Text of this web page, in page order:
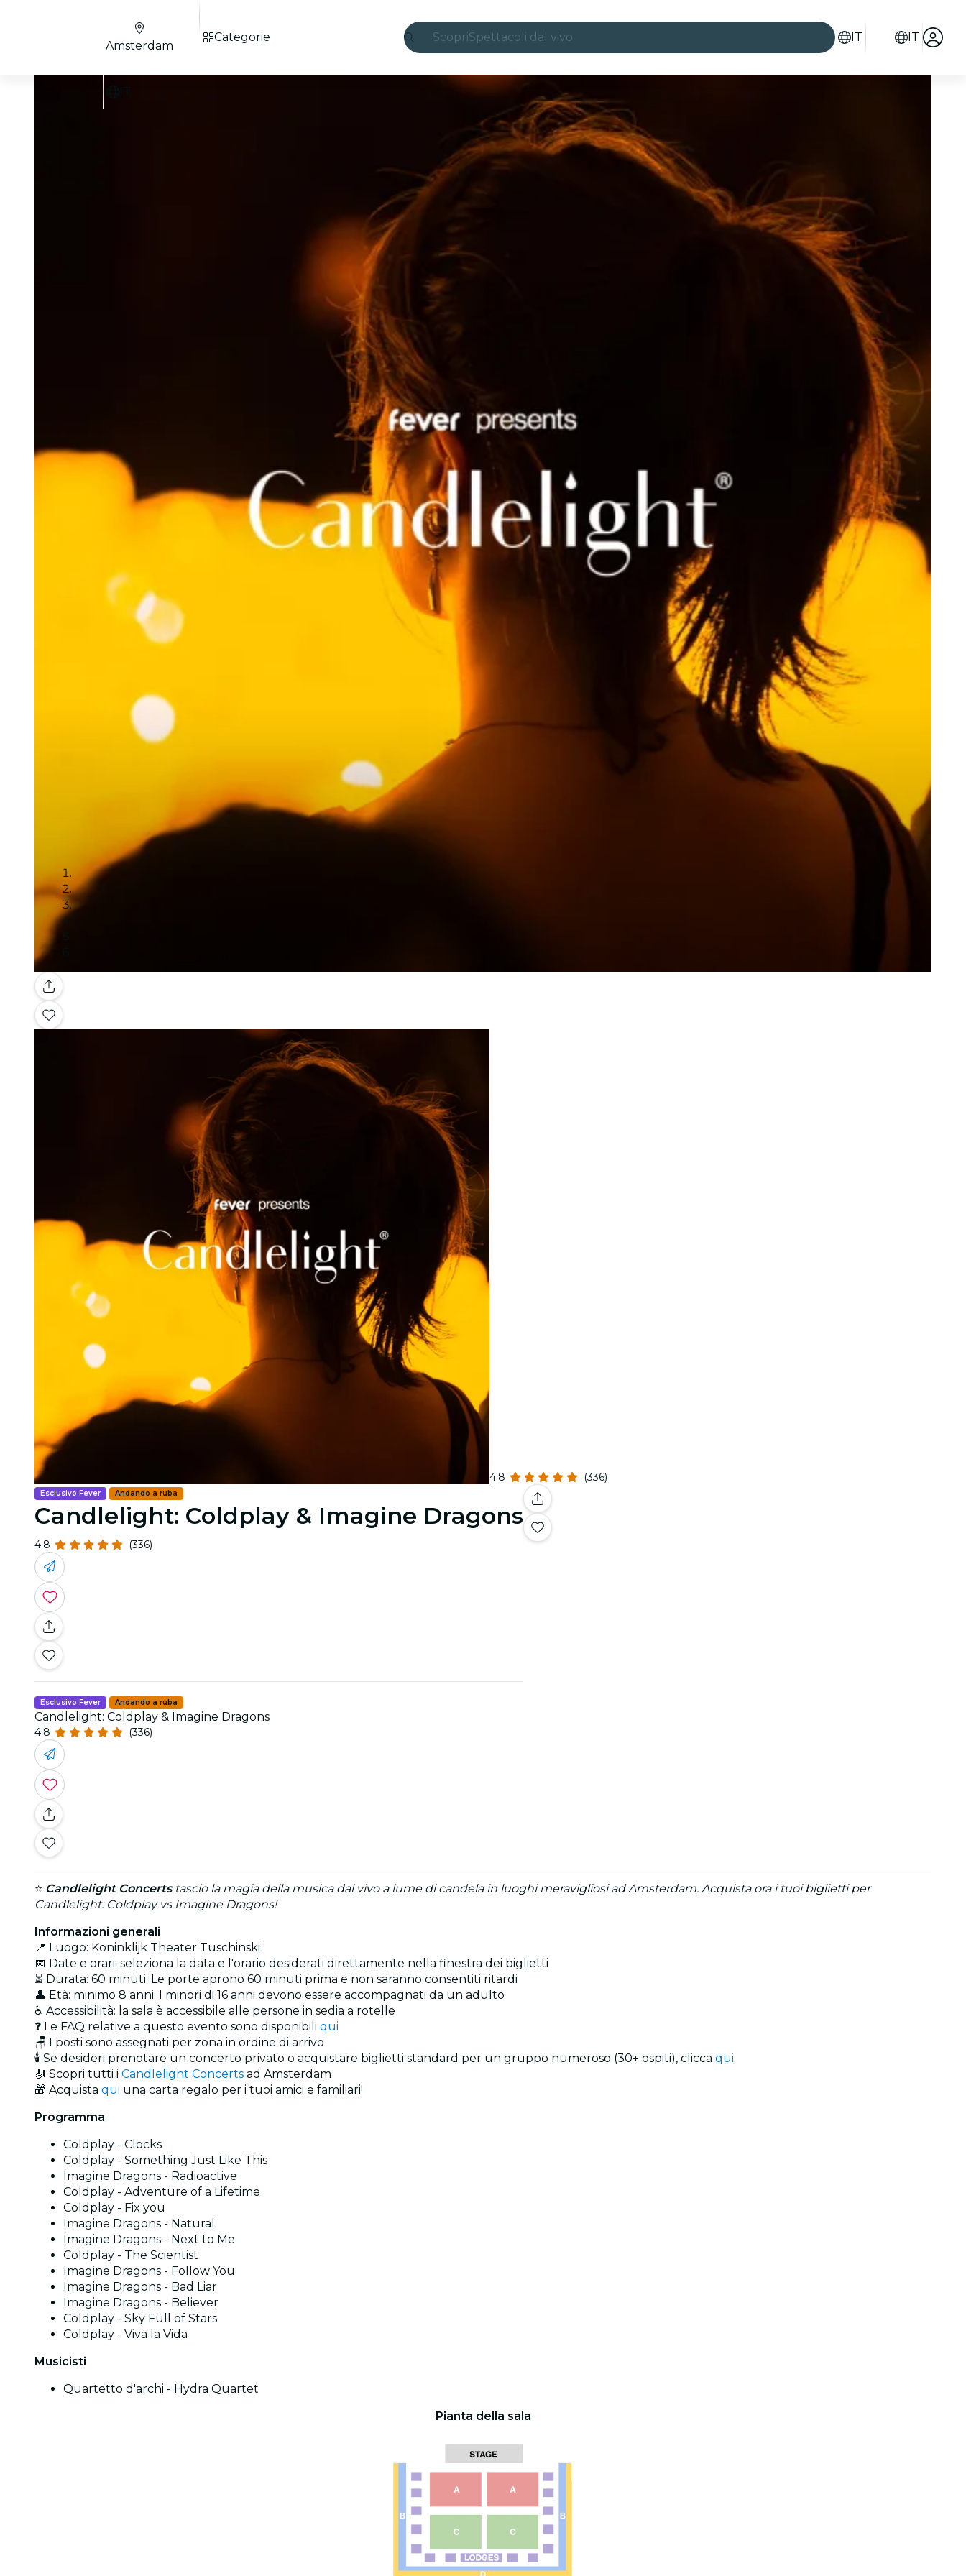
ScopriSpettacoli dal vivo
Candlelight
Londra
Esperienze e città
Seoul
IT IT
Amsterdam
IT
Categorie
Galleria
4.8 (336)
Esclusivo Fever Andando a ruba
Candlelight: Coldplay & Imagine Dragons
4.8 (336)
Esclusivo Fever Andando a ruba
Candlelight: Coldplay & Imagine Dragons
4.8 (336)
⭐ Candlelight Concertstascio la magia della musica dal vivo a lume di candela in luoghi meravigliosi ad Amsterdam. Acquista ora i tuoi biglietti per
Candlelight: Coldplay vs Imagine Dragons!
Informazioni generali
📍 Luogo: Koninklijk Theater Tuschinski
📅 Date e orari: seleziona la data e l'orario desiderati direttamente nella finestra dei biglietti
⏳ Durata: 60 minuti. Le porte aprono 60 minuti prima e non saranno consentiti ritardi
👤 Età: minimo 8 anni. I minori di 16 anni devono essere accompagnati da un adulto
♿ Accessibilità: la sala è accessibile alle persone in sedia a rotelle
❓ Le FAQ relative a questo evento sono disponibili qui
🪑 I posti sono assegnati per zona in ordine di arrivo
🕯️ Se desideri prenotare un concerto privato o acquistare biglietti standard per un gruppo numeroso (30+ ospiti), clicca qui
🎻 Scopri tutti i Candlelight Concerts ad Amsterdam
🎁 Acquista qui una carta regalo per i tuoi amici e familiari!
Programma
Coldplay - Clocks
Coldplay - Something Just Like This
Imagine Dragons - Radioactive
Coldplay - Adventure of a Lifetime
Coldplay - Fix you
Imagine Dragons - Natural
Imagine Dragons - Next to Me
Coldplay - The Scientist
Imagine Dragons - Follow You
Imagine Dragons - Bad Liar
Imagine Dragons - Believer
Coldplay - Sky Full of Stars
Coldplay - Viva la Vida
Musicisti
Quartetto d'archi - Hydra Quartet
Pianta della sala